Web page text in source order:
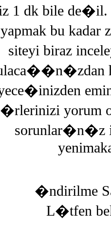
1 dk bile de�il.
bu kadar
siteyi biraz
yorum
sorunlar�n�z
�ndirilme
L�tfen